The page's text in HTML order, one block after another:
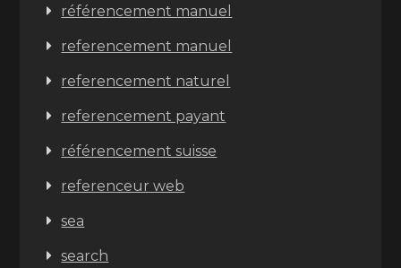
référencement manuel
referencement manuel
referencement naturel
referencement payant
référencement suisse
referenceur web
sea
search